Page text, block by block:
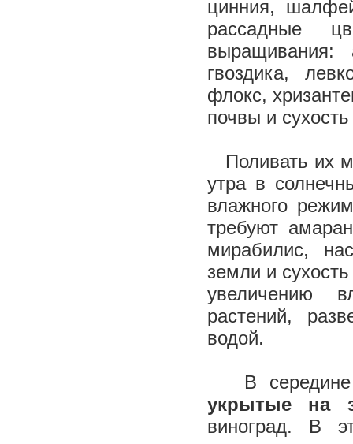
цинния,
рассадные
выращивания:
гвоздика,
флокс,
почвы и
Поливать их
утра в
влажного
требуют
мирабилис,
земли и
увеличению
растений,
водой.
В середине
укрытые на
виноград. В